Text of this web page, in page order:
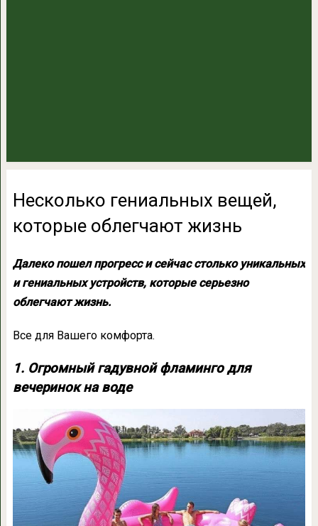
Несколько гениальных вещей,
которые облегчают жизнь
Далеко пошел прогресс и сейчас столько уникальных
и гениальных устройств, которые серьезно
облегчают жизнь.
Все для Вашего комфорта.
1. Огромный гадувной фламинго для
вечеринок на воде